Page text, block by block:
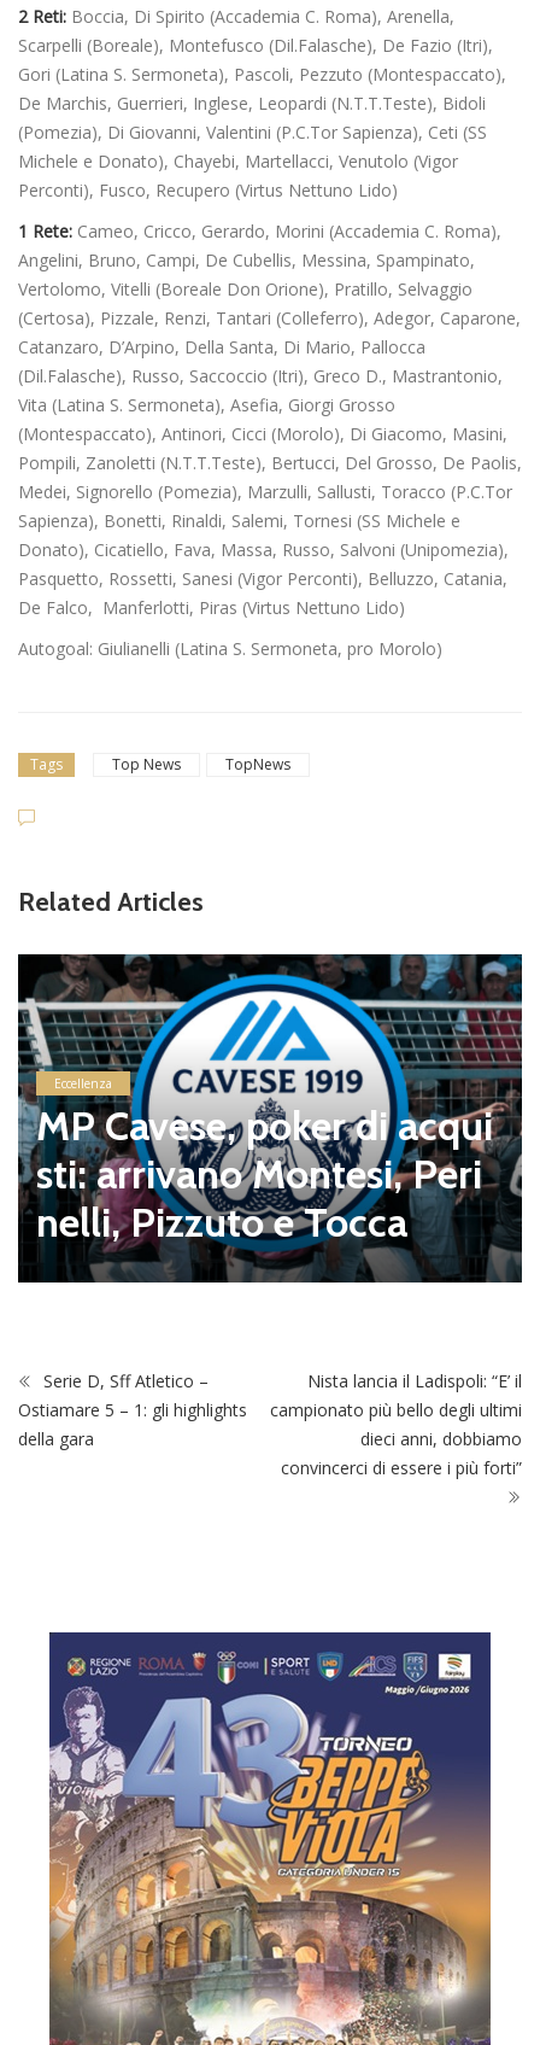
2 Reti: Boccia, Di Spirito (Accademia C. Roma), Arenella,
Scarpelli (Boreale), Montefusco (Dil.Falasche), De Fazio (Itri),
Gori (Latina S. Sermoneta), Pascoli, Pezzuto (Montespaccato),
De Marchis, Guerrieri, Inglese, Leopardi (N.T.T.Teste), Bidoli
(Pomezia), Di Giovanni, Valentini (P.C.Tor Sapienza), Ceti (SS
Michele e Donato), Chayebi, Martellacci, Venutolo (Vigor
Perconti), Fusco, Recupero (Virtus Nettuno Lido)
1 Rete: Cameo, Cricco, Gerardo, Morini (Accademia C. Roma),
Angelini, Bruno, Campi, De Cubellis, Messina, Spampinato,
Vertolomo, Vitelli (Boreale Don Orione), Pratillo, Selvaggio
(Certosa), Pizzale, Renzi, Tantari (Colleferro), Adegor, Caparone,
Catanzaro, D’Arpino, Della Santa, Di Mario, Pallocca
(Dil.Falasche), Russo, Saccoccio (Itri), Greco D., Mastrantonio,
Vita (Latina S. Sermoneta), Asefia, Giorgi Grosso
(Montespaccato), Antinori, Cicci (Morolo), Di Giacomo, Masini,
Pompili, Zanoletti (N.T.T.Teste), Bertucci, Del Grosso, De Paolis,
Medei, Signorello (Pomezia), Marzulli, Sallusti, Toracco (P.C.Tor
Sapienza), Bonetti, Rinaldi, Salemi, Tornesi (SS Michele e
Donato), Cicatiello, Fava, Massa, Russo, Salvoni (Unipomezia),
Pasquetto, Rossetti, Sanesi (Vigor Perconti), Belluzzo, Catania,
De Falco, Manferlotti, Piras (Virtus Nettuno Lido)
Autogoal: Giulianelli (Latina S. Sermoneta, pro Morolo)
Tags Top News TopNews
Related Articles
Eccellenza
MP Cavese, poker di acqui
sti: arrivano Montesi, Peri
nelli, Pizzuto e Tocca
Serie D, Sff Atletico –
Ostiamare 5 – 1: gli highlights
della gara
Nista lancia il Ladispoli: “E’ il
campionato più bello degli ultimi
dieci anni, dobbiamo
convincerci di essere i più forti”